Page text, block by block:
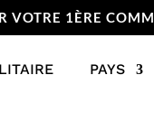
VOTRE 1ÈRE
PAYS